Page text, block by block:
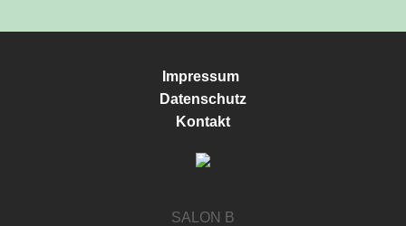
Impressum
Datenschutz
Kontakt
SALON B